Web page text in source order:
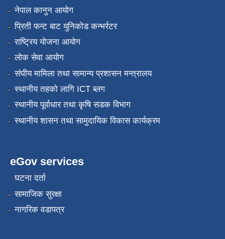
नेपाल कानुन आयोग
प्रिती फन्ट बाट युनिकोड कन्भर्रटर
राष्ट्रिय योजना आयोग
लोक सेवा आयोग
संघीय मामिला तथा सामान्य प्रशासन मन्त्रालय
स्थानीय तहको लागि ICT ब्लग
स्थानीय पूर्वाधार तथा कृषि सडक विभाग
स्थानीय शासन तथा सामुदायिक विकास कार्यक्रम
eGov services
घटना दर्ता
सामाजिक सुरक्षा
नागरिक वडापत्र